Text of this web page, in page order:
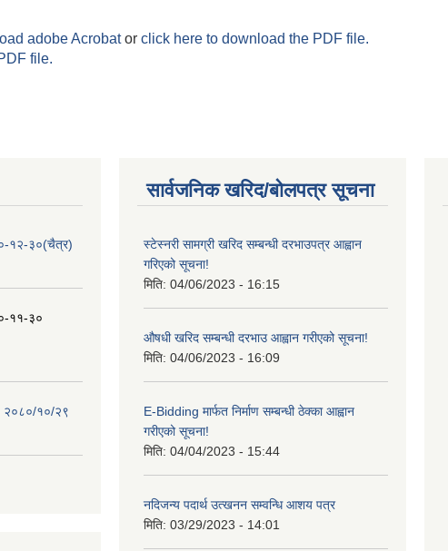
adobe Acrobator click here to download the PDF file.
file.
१२-३०(चैत्र)
११-३०
२०८०/१०/२९
सार्वजनिक खरिद/बोलपत्र सूचना
स्टेस्नरी सामग्री खरिद सम्बन्धी दरभाउपत्र आह्वान
गरिएको सूचना!
मिति: 04/06/2023 - 16:15
औषधी खरिद सम्बन्धी दरभाउ आह्वान गरीएको सूचना!
मिति: 04/06/2023 - 16:09
E-Bidding मार्फत निर्माण सम्बन्धी ठेक्का आह्वान
गरीएको सूचना!
मिति: 04/04/2023 - 15:44
नदिजन्य पदार्थ उत्खनन सम्वन्धि आशय पत्र
मिति: 03/29/2023 - 14:01